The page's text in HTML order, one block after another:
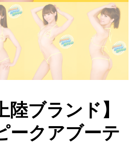
陸ブランド】
ークアブーテ